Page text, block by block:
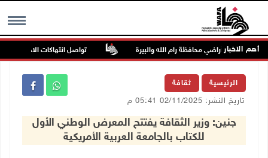
MENU أهم الاخبار تواصل انتهاكات الاحتلال
الرئيسية ثقافة
تاريخ النشر: 02/11/2025 05:41 م
جنين: وزير الثقافة يفتتح المعرض الوطني الأول
للكتاب بالجامعة العربية الأمريكية